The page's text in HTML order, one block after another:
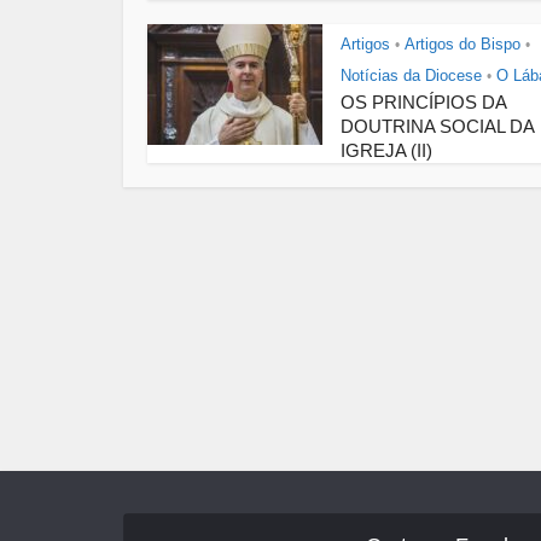
Artigos • Artigos do Bispo •
Notícias da Diocese • O
OS PRINCÍPIOS DA
DOUTRINA SOCIAL DA
IGREJA (II)